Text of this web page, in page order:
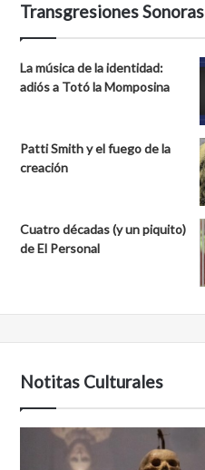
Transgresiones Sonoras
La música de la identidad:
adiós a Totó la Momposina
Patti Smith y el fuego de la
creación
Cuatro décadas (y un piquito)
de El Personal
Notitas Culturales
Cara